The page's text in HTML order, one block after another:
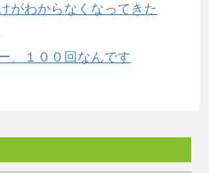
がわからなくなってきた
、１００回なんです